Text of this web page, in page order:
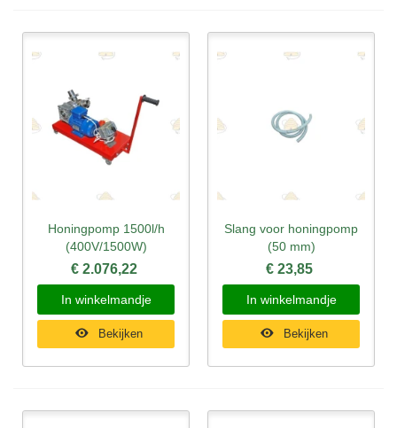
Honingpomp 1500l/h
(400V/1500W)
€ 2.076,22
In winkelmandje
Bekijken
Slang voor honingpomp
(50 mm)
€ 23,85
In winkelmandje
Bekijken